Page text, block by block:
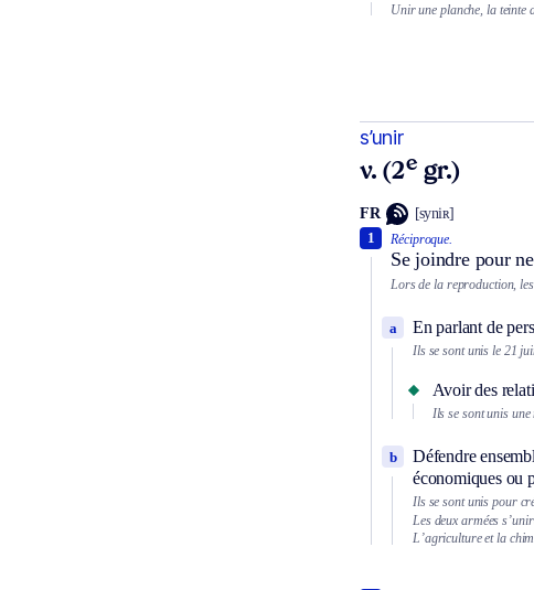
Unir une planche, la teinte
s’unir
v. (2e gr.)
FR [syniʀ]
Réciproque.
Se joindre pour
1
Lors de la reproduction,
En parlant de
a
Ils se sont unis le 21
Avoir des
Ils se sont unis
Défendre
économiques ou
b
Ils se sont unis pour
Les deux armées
L’agriculture et la